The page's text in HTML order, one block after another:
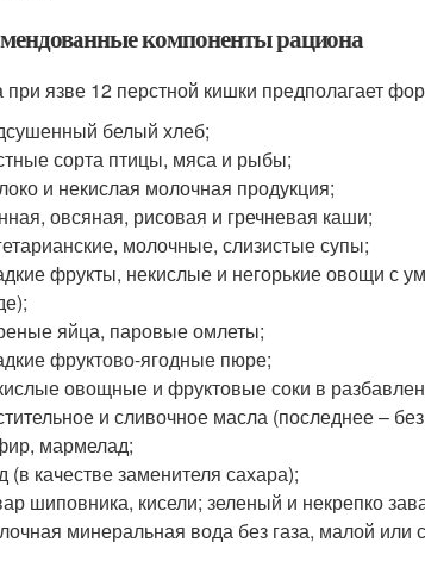
компоненты рациона
при язве 12 перстной кишки предполагает
белый хлеб;
сорта птицы, мяса и рыбы;
и некислая молочная продукция;
овсяная, рисовая и гречневая каши;
молочные, слизистые супы;
фрукты, некислые и негорькие овощи с
яйца, паровые омлеты;
фруктово-ягодные пюре;
овощные и фруктовые соки в
и сливочное масла (последнее –
мармелад;
(в качестве заменителя сахара);
шиповника, кисели; зеленый и некрепко
минеральная вода без газа, малой или